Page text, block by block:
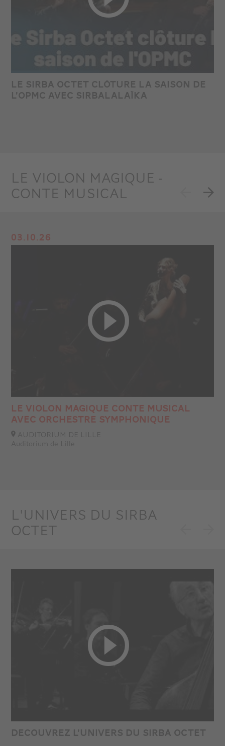
LE SIRBA OCTET CLÔTURE LA SAISON DE
L’OPMC AVEC SIRBALALAÏKA
LE VIOLON MAGIQUE -
CONTE MUSICAL
03.10.26
LE VIOLON MAGIQUE CONTE MUSICAL
AVEC ORCHESTRE SYMPHONIQUE
AUDITORIUM DE LILLE
Auditorium de Lille
L'UNIVERS DU SIRBA
OCTET
DECOUVREZ L’UNIVERS DU SIRBA OCTET